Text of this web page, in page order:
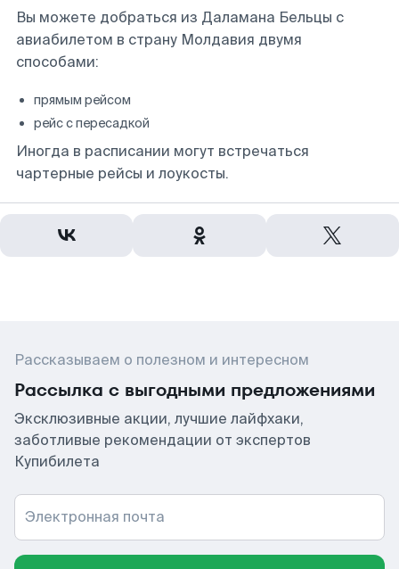
Вы можете добраться из Даламана Бельцы с
авиабилетом в страну Молдавия двумя
способами:
прямым рейсом
рейс с пересадкой
Иногда в расписании могут встречаться
чартерные рейсы и лоукосты.
Рассказываем о полезном и интересном
Рассылка с выгодными предложениями
Эксклюзивные акции, лучшие лайфхаки,
заботливые рекомендации от экспертов
Купибилета
Электронная почта